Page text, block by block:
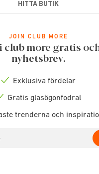
HITTA BUTIK
JOIN CLUB MORE
club more gratis
nyhetsbrev.
icon
Exklusiva fördelar
icon
Gratis glasögonfodral
trenderna och